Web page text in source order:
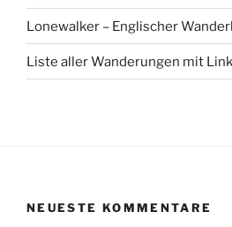
Lonewalker – Englischer
Liste aller Wanderungen mit
NEUESTE KOMMENTARE